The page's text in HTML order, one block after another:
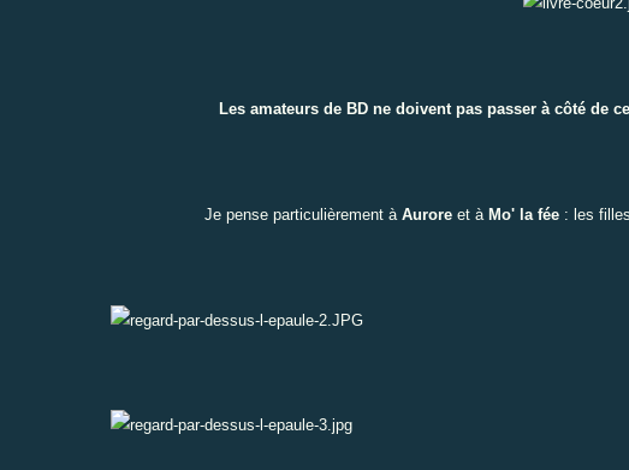
Les amateurs de BD ne doivent pas passer à côté de
Je pense particulièrement à Auroreet à Mo' la fée: les